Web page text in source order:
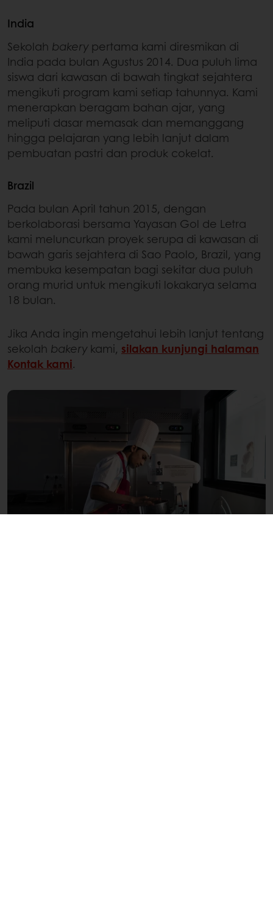
India
Sekolah bakerypertama kami diresmikan di
India pada bulan Agustus 2014. Dua puluh lima
siswa dari kawasan di bawah tingkat sejahtera
mengikuti program kami setiap tahunnya. Kami
menerapkan beragam bahan ajar, yang
meliputi dasar memasak dan memanggang
hingga pelajaran yang lebih lanjut dalam
pembuatan pastri dan produk cokelat.
Brazil
Pada bulan April tahun 2015, dengan
berkolaborasi bersama Yayasan Gol de Letra
kami meluncurkan proyek serupa di kawasan di
bawah garis sejahtera di Sao Paolo, Brazil, yang
membuka kesempatan bagi sekitar dua puluh
orang murid untuk mengikuti lokakarya selama
18 bulan.
Jika Anda ingin mengetahui lebih lanjut tentang
sekolah bakerykami, silakan kunjungi halaman
Kontak kami.